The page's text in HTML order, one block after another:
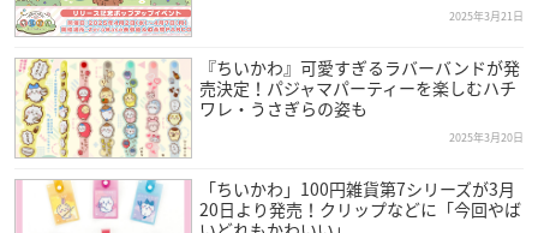
2025年3月21日
『ちいかわ』可愛すぎるラバーバンドが発
売決定！パジャマパーティーを楽しむハチ
ワレ・うさぎらの姿も
2025年3月20日
「ちいかわ」100円雑貨第7シリーズが3月
20日より発売！クリップなどに「今回やば